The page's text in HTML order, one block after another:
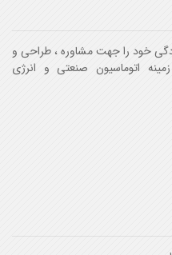
خود را جهت مشاوره ، طراحی و
اتوماسیون صنعتی و انرژی